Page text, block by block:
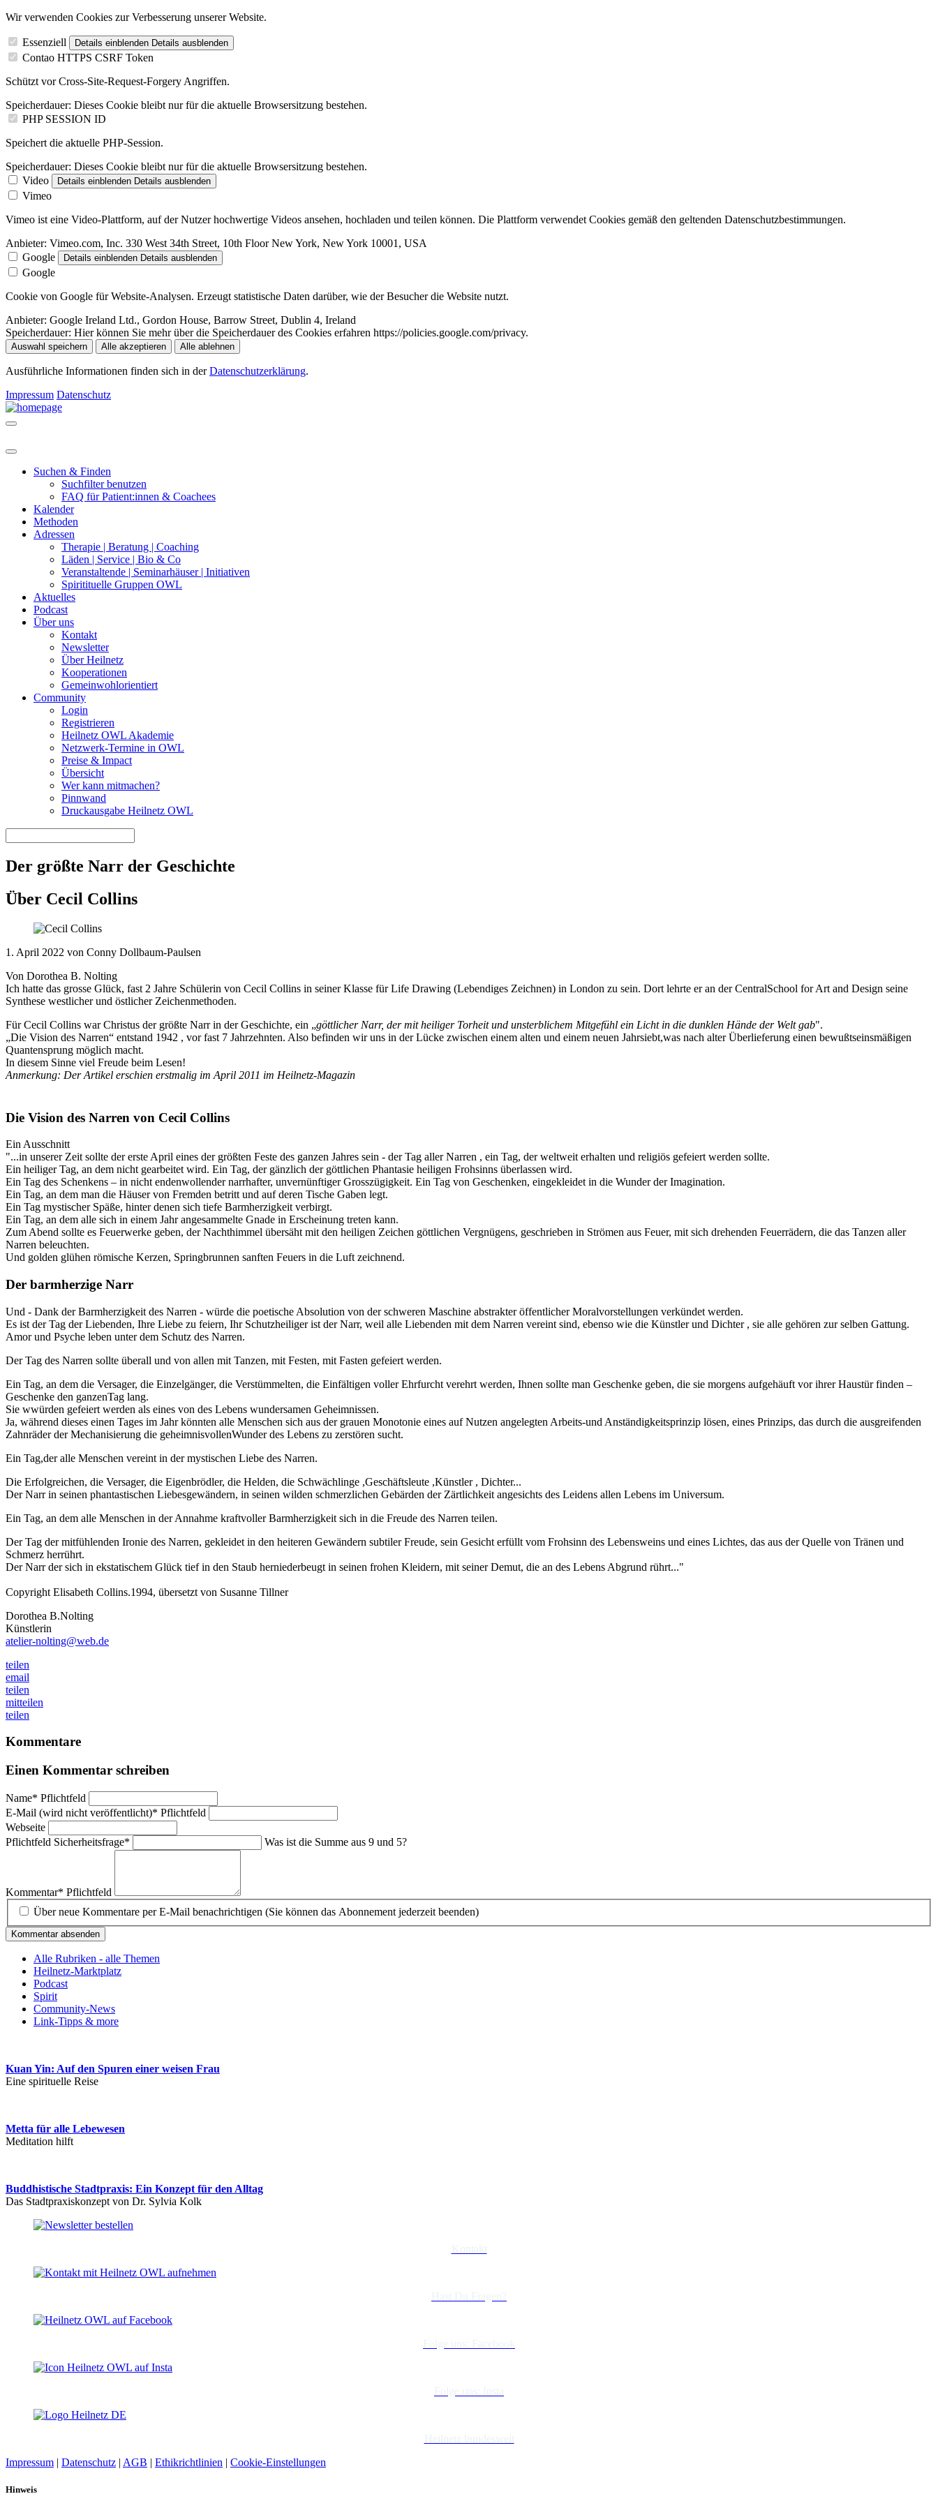
Wir verwenden Cookies zur Verbesserung unserer Website.
Essenziell Details einblenden Details ausblenden
Contao HTTPS CSRF Token
Schützt vor Cross-Site-Request-Forgery Angriffen.
Speicherdauer: Dieses Cookie bleibt nur für die aktuelle Browsersitzung bestehen.
PHP SESSION ID
Speichert die aktuelle PHP-Session.
Speicherdauer: Dieses Cookie bleibt nur für die aktuelle Browsersitzung bestehen.
Video
Details einblenden Details ausblenden
Vimeo
Vimeo ist eine Video-Plattform, auf der Nutzer hochwertige Videos ansehen, hochladen und teilen können. Die Plattform verwendet Cookies gemäß den geltenden Datenschutzbestimmungen.
Anbieter: Vimeo.com, Inc. 330 West 34th Street, 10th Floor New York, New York 10001, USA
Google
Details einblenden Details ausblenden
Google
Cookie von Google für Website-Analysen. Erzeugt statistische Daten darüber, wie der Besucher die Website nutzt.
Anbieter: Google Ireland Ltd., Gordon House, Barrow Street, Dublin 4, Ireland
Speicherdauer: Hier können Sie mehr über die Speicherdauer des Cookies erfahren https://policies.google.com/privacy.
Auswahl speichern Alle akzeptieren Alle ablehnen
Ausführliche Informationen finden sich in derDatenschutzerklärung.
Impressum Datenschutz
Suchen & Finden
Suchfilter benutzen
FAQ für Patient:innen & Coachees
Kalender
Methoden
Adressen
Therapie | Beratung | Coaching
Läden | Service | Bio & Co
Veranstaltende | Seminarhäuser | Initiativen
Spiritituelle Gruppen OWL
Aktuelles
Podcast
Über uns
Kontakt
Newsletter
Über Heilnetz
Kooperationen
Gemeinwohlorientiert
Community
Login
Registrieren
Heilnetz OWL Akademie
Netzwerk-Termine in OWL
Preise & Impact
Übersicht
Wer kann mitmachen?
Pinnwand
Druckausgabe Heilnetz OWL
Der größte Narr der Geschichte
Über Cecil Collins
1. April 2022 von Conny Dollbaum-Paulsen
Von Dorothea B. Nolting
Ich hatte das grosse Glück, fast 2 Jahre Schülerin von Cecil Collins in seiner Klasse für Life Drawing (Lebendiges Zeichnen) in London zu sein. Dort lehrte er an der CentralSchool for Art and Design seine
Synthese westlicher und östlicher Zeichenmethoden.
Für Cecil Collins war Christus der größte Narr in der Geschichte, ein „göttlicher Narr, der mit heiliger Torheit und unsterblichem Mitgefühl ein Licht in die dunklen Hände der Welt gab".
„Die Vision des Narren“ entstand 1942 , vor fast 7 Jahrzehnten. Also befinden wir uns in der Lücke zwischen einem alten und einem neuen Jahrsiebt,was nach alter Überlieferung einen bewußtseinsmäßigen
Quantensprung möglich macht.
In diesem Sinne viel Freude beim Lesen!
Anmerkung: Der Artikel erschien erstmalig im April 2011 im Heilnetz-Magazin
Die Vision des Narren von Cecil Collins
Ein Ausschnitt
"...in unserer Zeit sollte der erste April eines der größten Feste des ganzen Jahres sein - der Tag aller Narren , ein Tag, der weltweit erhalten und religiös gefeiert werden sollte.
Ein heiliger Tag, an dem nicht gearbeitet wird. Ein Tag, der gänzlich der göttlichen Phantasie heiligen Frohsinns überlassen wird.
Ein Tag des Schenkens – in nicht endenwollender narrhafter, unvernünftiger Grosszügigkeit. Ein Tag von Geschenken, eingekleidet in die Wunder der Imagination.
Ein Tag, an dem man die Häuser von Fremden betritt und auf deren Tische Gaben legt.
Ein Tag mystischer Späße, hinter denen sich tiefe Barmherzigkeit verbirgt.
Ein Tag, an dem alle sich in einem Jahr angesammelte Gnade in Erscheinung treten kann.
Zum Abend sollte es Feuerwerke geben, der Nachthimmel übersäht mit den heiligen Zeichen göttlichen Vergnügens, geschrieben in Strömen aus Feuer, mit sich drehenden Feuerrädern, die das Tanzen aller
Narren beleuchten.
Und golden glühen römische Kerzen, Springbrunnen sanften Feuers in die Luft zeichnend.
Der barmherzige Narr
Und - Dank der Barmherzigkeit des Narren - würde die poetische Absolution von der schweren Maschine abstrakter öffentlicher Moralvorstellungen verkündet werden.
Es ist der Tag der Liebenden, Ihre Liebe zu feiern, Ihr Schutzheiliger ist der Narr, weil alle Liebenden mit dem Narren vereint sind, ebenso wie die Künstler und Dichter , sie alle gehören zur selben Gattung.
Amor und Psyche leben unter dem Schutz des Narren.
Der Tag des Narren sollte überall und von allen mit Tanzen, mit Festen, mit Fasten gefeiert werden.
Ein Tag, an dem die Versager, die Einzelgänger, die Verstümmelten, die Einfältigen voller Ehrfurcht verehrt werden, Ihnen sollte man Geschenke geben, die sie morgens aufgehäuft vor ihrer Haustür finden –
Geschenke den ganzenTag lang.
Sie wwürden gefeiert werden als eines von des Lebens wundersamen Geheimnissen.
Ja, während dieses einen Tages im Jahr könnten alle Menschen sich aus der grauen Monotonie eines auf Nutzen angelegten Arbeits-und Anständigkeitsprinzip lösen, eines Prinzips, das durch die ausgreifenden
Zahnräder der Mechanisierung die geheimnisvollenWunder des Lebens zu zerstören sucht.
Ein Tag,der alle Menschen vereint in der mystischen Liebe des Narren.
Die Erfolgreichen, die Versager, die Eigenbrödler, die Helden, die Schwächlinge ,Geschäftsleute ,Künstler , Dichter...
Der Narr in seinen phantastischen Liebesgewändern, in seinen wilden schmerzlichen Gebärden der Zärtlichkeit angesichts des Leidens allen Lebens im Universum.
Ein Tag, an dem alle Menschen in der Annahme kraftvoller Barmherzigkeit sich in die Freude des Narren teilen.
Der Tag der mitfühlenden Ironie des Narren, gekleidet in den heiteren Gewändern subtiler Freude, sein Gesicht erfüllt vom Frohsinn des Lebensweins und eines Lichtes, das aus der Quelle von Tränen und
Schmerz herrührt.
Der Narr der sich in ekstatischem Glück tief in den Staub herniederbeugt in seinen frohen Kleidern, mit seiner Demut, die an des Lebens Abgrund rührt..."
Copyright Elisabeth Collins.1994, übersetzt von Susanne Tillner
Dorothea B.Nolting
Künstlerin
atelier-nolting@web.de
teilen
email
teilen
mitteilen
teilen
Kommentare
Einen Kommentar schreiben
Name* Pflichtfeld
E-Mail (wird nicht veröffentlicht)* Pflichtfeld
Webseite
Pflichtfeld Sicherheitsfrage* Was ist die Summe aus 9 und 5?
Kommentar* Pflichtfeld
Über neue Kommentare per E-Mail benachrichtigen (Sie können das Abonnement jederzeit beenden)
Kommentar absenden
Alle Rubriken - alle Themen
Heilnetz-Marktplatz
Podcast
Spirit
Community-News
Link-Tipps & more
Kuan Yin: Auf den Spuren einer weisen Frau
Eine spirituelle Reise
Metta für alle Lebewesen
Meditation hilft
Buddhistische Stadtpraxis: Ein Konzept für den Alltag
Das Stadtpraxiskonzept von Dr. Sylvia Kolk
Impressum | Datenschutz | AGB | Ethikrichtlinien | Cookie-Einstellungen
Hinweis